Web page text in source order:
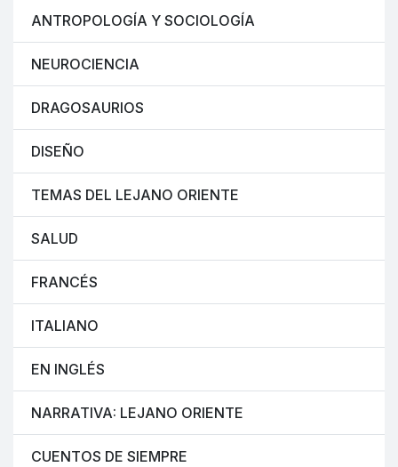
ANTROPOLOGÍA Y SOCIOLOGÍA
NEUROCIENCIA
DRAGOSAURIOS
DISEÑO
TEMAS DEL LEJANO ORIENTE
SALUD
FRANCÉS
ITALIANO
EN INGLÉS
NARRATIVA: LEJANO ORIENTE
CUENTOS DE SIEMPRE